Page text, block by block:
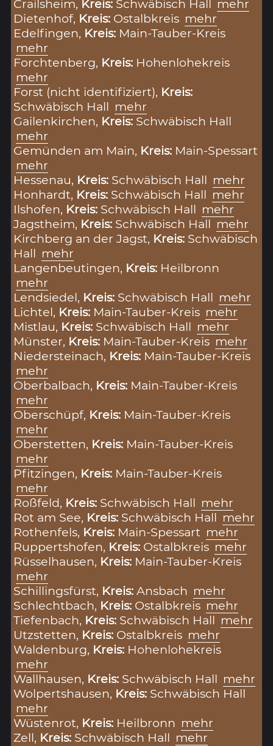
Crailsheim, Kreis: Schwäbisch Hall mehr
Dietenhof, Kreis: Ostalbkreis mehr
Edelfingen, Kreis: Main-Tauber-Kreis
mehr
Forchtenberg, Kreis: Hohenlohekreis
mehr
Forst (nicht identifiziert), Kreis:
Schwäbisch Hall mehr
Gailenkirchen, Kreis: Schwäbisch Hall
mehr
Gemünden am Main, Kreis: Main-Spessart
mehr
Hessenau, Kreis: Schwäbisch Hall mehr
Honhardt, Kreis: Schwäbisch Hall mehr
Ilshofen, Kreis: Schwäbisch Hall mehr
Jagstheim, Kreis: Schwäbisch Hall mehr
Kirchberg an der Jagst, Kreis: Schwäbisch
Hall mehr
Langenbeutingen, Kreis: Heilbronn
mehr
Lendsiedel, Kreis: Schwäbisch Hall mehr
Lichtel, Kreis: Main-Tauber-Kreis mehr
Mistlau, Kreis: Schwäbisch Hall mehr
Münster, Kreis: Main-Tauber-Kreis mehr
Niedersteinach, Kreis: Main-Tauber-Kreis
mehr
Oberbalbach, Kreis: Main-Tauber-Kreis
mehr
Oberschüpf, Kreis: Main-Tauber-Kreis
mehr
Oberstetten, Kreis: Main-Tauber-Kreis
mehr
Pfitzingen, Kreis: Main-Tauber-Kreis
mehr
Roßfeld, Kreis: Schwäbisch Hall mehr
Rot am See, Kreis: Schwäbisch Hall mehr
Rothenfels, Kreis: Main-Spessart mehr
Ruppertshofen, Kreis: Ostalbkreis mehr
Rüsselhausen, Kreis: Main-Tauber-Kreis
mehr
Schillingsfürst, Kreis:Ansbach mehr
Schlechtbach, Kreis: Ostalbkreis mehr
Tiefenbach, Kreis: Schwäbisch Hall mehr
Utzstetten, Kreis: Ostalbkreis mehr
Waldenburg, Kreis: Hohenlohekreis
mehr
Wallhausen, Kreis: Schwäbisch Hall mehr
Wolpertshausen, Kreis: Schwäbisch Hall
mehr
Wüstenrot, Kreis: Heilbronn mehr
Zell, Kreis: Schwäbisch Hall mehr